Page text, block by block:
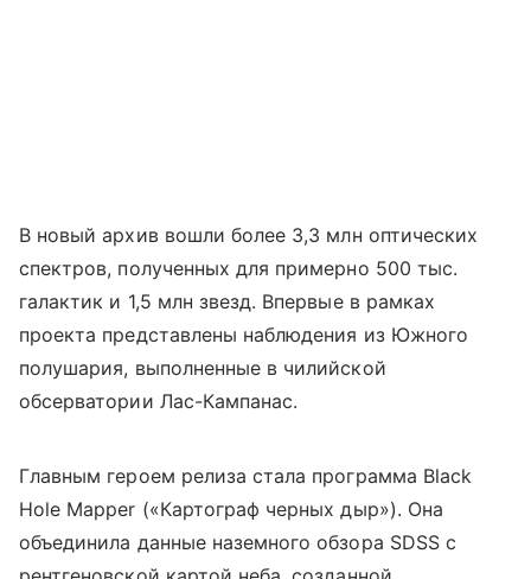
В новый архив вошли более 3,3 млн оптических
спектров, полученных для примерно 500 тыс.
галактик и 1,5 млн звезд. Впервые в рамках
проекта представлены наблюдения из Южного
полушария, выполненные в чилийской
обсерватории Лас-Кампанас.
Главным героем релиза стала программа Black
Hole Mapper («Картограф черных дыр»). Она
объединила данные наземного обзора SDSS с